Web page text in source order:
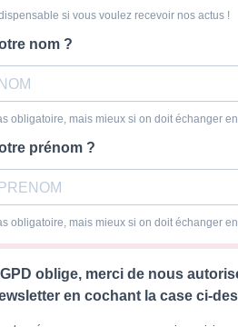
si vous voulez recevoir nos actus !
nom ?
obligatoire, mais mieux si on doit échanger
prénom ?
obligatoire, mais mieux si on doit échanger
oblige, merci de nous
en cochant la case ci-